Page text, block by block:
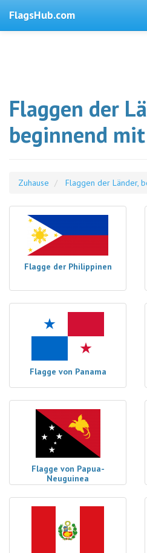
FlagsHub.com
Flaggen der
beginnend
Zuhause Flaggen der Länder,
Flagge der Philippinen
Flagge von Panama
Flagge von Papua-
Neuguinea